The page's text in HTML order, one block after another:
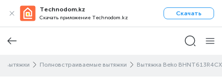
Technodom.kz
Скачать приложение Technodom.kz
Скачать
вытяжки Полновстраиваемые вытяжки Вытяжка Beko BHNT613R4CX